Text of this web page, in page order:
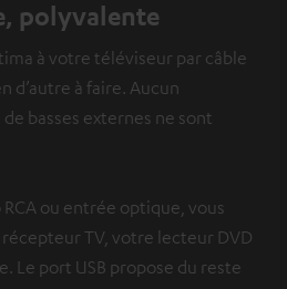
polyvalente
à votre téléviseur par câble
d’autre à faire. Aucun
basses externes ne sont
ou entrée optique, vous
TV, votre lecteur DVD
Le port USB propose du reste